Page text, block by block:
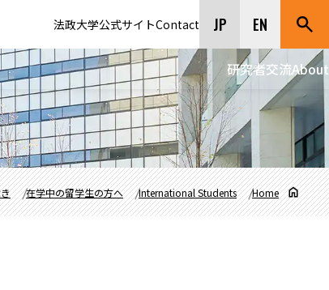
法政大学公式サイトContact JP EN
研究者交流About
Home
International Students
在学中の留学生の方へ